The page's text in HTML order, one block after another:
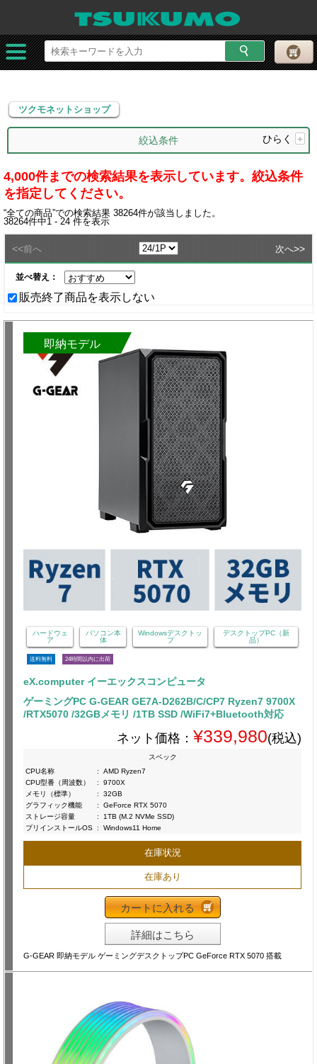
ツクモネットショップ
ツクモネットショップ
絞込条件 ひらく +
4,000件までの検索結果を表示しています。絞込条件
を指定してください。
“全ての商品”での検索結果 38264件が該当しました。
38264件中1 - 24 件を表示
<<前へ 次へ>>
並べ替え：
販売終了商品を表示しない
即納モデル
ハードウェ
ア
パソコン本
体
Windowsデスクトッ
プ
デスクトップPC（新
品）
送料無料 24時間以内に出荷
eX.computer イーエックスコンピュータ
ゲーミングPC G-GEAR GE7A-D262B/C/CP7 Ryzen7 9700X
/RTX5070 /32GBメモリ /1TB SSD /WiFi7+Bluetooth対応
ネット価格： ¥339,980(税込)
スペック
CPU名称
:
AMD Ryzen7
CPU型番（周波数）
:
9700X
メモリ（標準）
:
32GB
グラフィック機能
:
GeForce RTX 5070
ストレージ容量
:
1TB (M.2 NVMe SSD)
プリインストールOS : Windows11 Home
在庫状況
在庫あり
カートに入れる
詳細はこちら
G-GEAR 即納モデル ゲーミングデスクトップPC GeForce RTX 5070 搭載